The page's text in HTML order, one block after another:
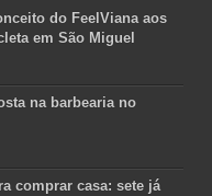
do FeelViana aos
em São Miguel
na barbearia no
comprar casa: sete já